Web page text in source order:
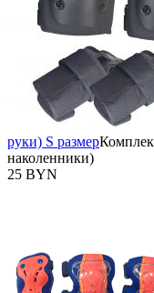
руки) S размер
наколенники)
25 BYN